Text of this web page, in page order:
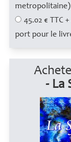
metropolitaine)
45.02 € TTC
port pour le
- La